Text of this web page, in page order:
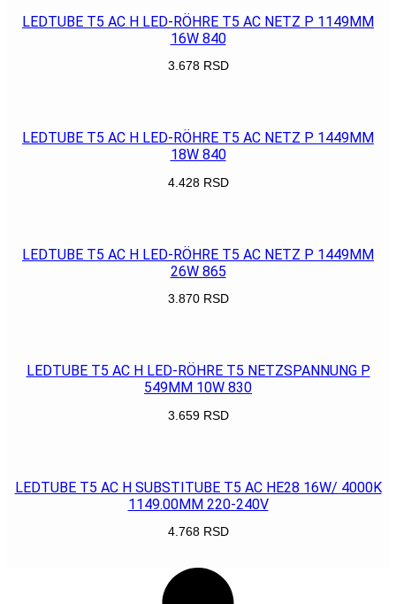
LEDTUBE T5 AC H LED-RÖHRE T5 AC NETZ P 1149MM
16W 840
3.678 RSD
LEDTUBE T5 AC H LED-RÖHRE T5 AC NETZ P 1449MM
18W 840
4.428 RSD
LEDTUBE T5 AC H LED-RÖHRE T5 AC NETZ P 1449MM
26W 865
3.870 RSD
LEDTUBE T5 AC H LED-RÖHRE T5 NETZSPANNUNG P
549MM 10W 830
3.659 RSD
LEDTUBE T5 AC H SUBSTITUBE T5 AC HE28 16W/ 4000K
1149.00MM 220-240V
4.768 RSD